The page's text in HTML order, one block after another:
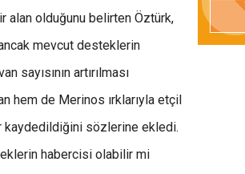
alan olduğunu belirten Öztürk,
ancak mevcut desteklerin
sayısının artırılması
hem de Merinos ırklarıyla etçil
kaydedildiğini sözlerine ekledi.
habercisi olabilir mi